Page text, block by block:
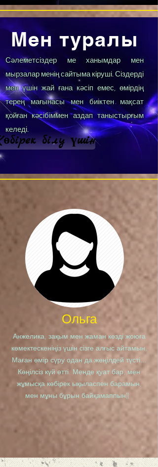
Мен туралы
Сәлеметсіздер ме ханымдар мен
мырзалар менің сайтыма кіруші. Сіздерді
мен үшін жай ғана кәсіп емес, өмірдің
терең мағынасы мен биіктен мақсат
қойған кәсібіммен аздап таныстырғым
келеді.
білу үшін
Ольга
Анжелика, зақым мен жаман көзді жоюға
көмектескеніңіз үшін сізге алғыс айтамын.
Маған өмір сүру одан да жеңілдей түсті...
Көңілсіз күй өтті. Менде қуат бар, мен
жұмысқа көбірек ықыласпен барамын,
мен мұны бұрын байқамаппын))